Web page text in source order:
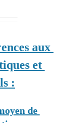
aux
et
:
de